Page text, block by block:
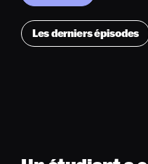
Les derniers épisodes